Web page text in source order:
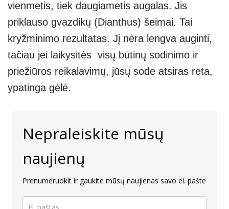
vienmetis, tiek daugiametis augalas. Jis
priklauso gvazdikų (Dianthus) šeimai. Tai
kryžminimo rezultatas. Jį nėra lengva auginti,
tačiau jei laikysitės visų būtinų sodinimo ir
priežiūros reikalavimų, jūsų sode atsiras reta,
ypatinga gėlė.
Nepraleiskite mūsų
naujienų
Prenumeruokit ir gaukite mūsų naujienas savo el. pašte